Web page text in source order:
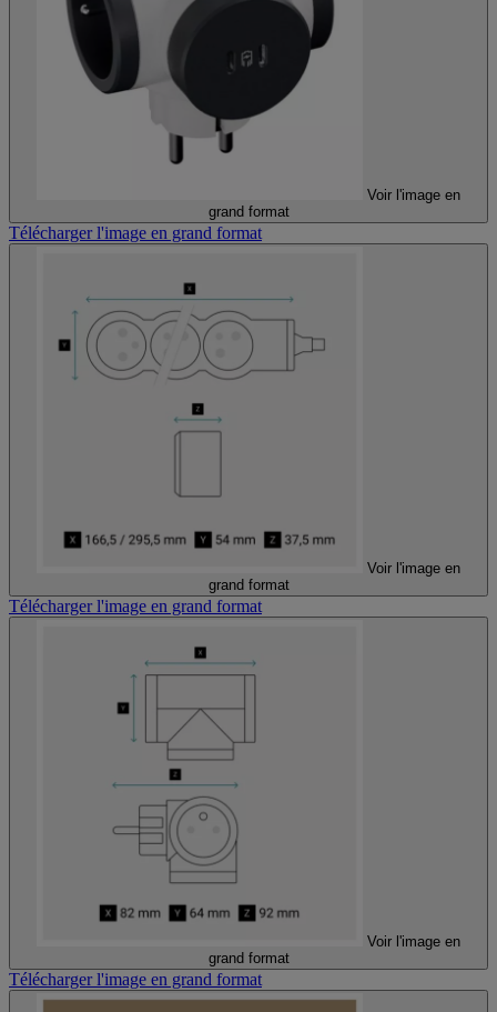
Voir l'image en
grand format
Télécharger l'image en grand format
Voir l'image en
grand format
Télécharger l'image en grand format
Voir l'image en
grand format
Télécharger l'image en grand format